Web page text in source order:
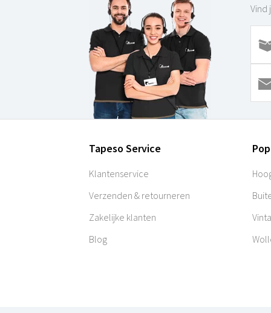
Vind
Tapeso Service
Klantenservice
Verzenden & retourneren
Zakelijke klanten
Blog